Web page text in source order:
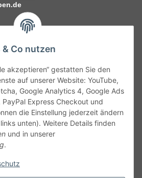
Co nutzen
akzeptieren“ gestatten Sie den
auf unserer Website: YouTube,
Google Analytics 4, Google Ads
Express Checkout und
die Einstellung jederzeit ändern
unten). Weitere Details finden
und in unserer
.
ohne Gewähr. Irrtümer und fehlerhafte
Sie Datenblätter oder spezielle
Abbildungen der Artikel können